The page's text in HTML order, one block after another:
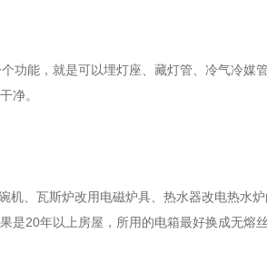
功能，就是可以埋灯座、藏灯管、冷气冷媒管
净。
机、瓦斯炉改用电磁炉具、热水器改电热水炉
是20年以上房屋，所用的电箱最好换成无熔